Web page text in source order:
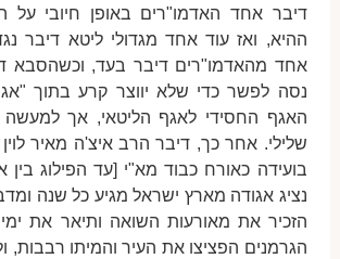
דיבר אחד האדמו"רים באופן חיובי על
ההיא, ואז עוד אחד מגדולי ליטא דיבר
אחד מהאדמו"רים דיבר בעד, וכשהסבא
נסה לפשר כדי שלא יווצר קרע בתוך
האגף החסידי לאגף הליטאי, אך למעשה
שלילי. אחר כך, דיבר הרב איצ'ה מאיר לוין
בועידה כאורח כבוד מא"י [עד הפילוג בין
נציג אגודה מארץ ישראל מגיע כל שנה
הזכיר את מאורעות השואה ותיאר את
הגרמנים הפציצו את העיר והמיתו רבבות,